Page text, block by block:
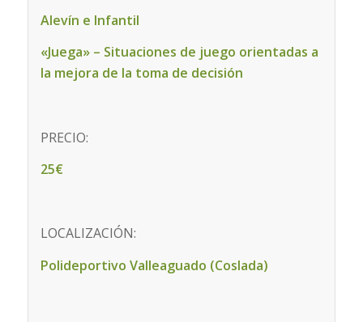
Alevín e Infantil
«Juega» – Situaciones de juego orientadas a
la mejora de la toma de decisión
PRECIO:
25€
LOCALIZACIÓN:
Polideportivo Valleaguado (Coslada)